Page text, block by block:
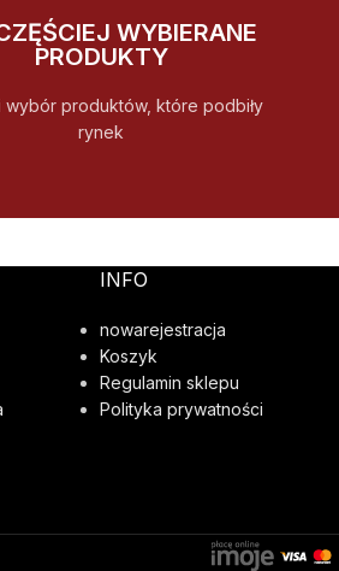
WYBIERANE
PRODUKTY
wybór produktów, które podbiły
rynek
INFO
nowarejestracja
Koszyk
Regulamin sklepu
Polityka prywatności